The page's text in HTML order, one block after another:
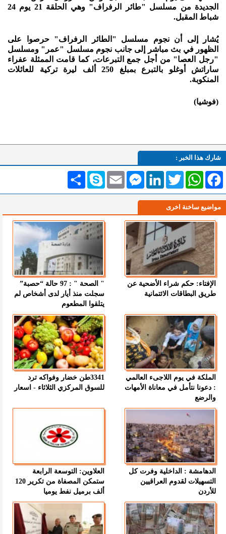
الجديدة من مسلسل "طائر الرفراف" وهي الحلقة 21 يوم 24
شباط المقبل.
يُشار إلى أن نجوم مسلسل "الطائر الرفراف" حرصوا على
الظهور في بث مباشر إلى جانب نجوم مسلسل "عمر" ومسلسل
"رجل العصا" من أجل جمع التبرعات، كما قامت الممثلة عفراء
ساراتش أوغلو بالتبرع بمبلغ 250 ألف ليرة تركية للعائلات
المنكوبة.
(فوشيا)
شارك هذا الخبر :
انشر Skype Email
MessengerLinkedInTwitterWhatsAppFacebook
مواضيع ساخنة اخرى
الإفتاء: حكم شراء الأضحية عن
طريق البطاقات الائتمانية
" الصحة " : 97 حالة “حصبة”
سجلت منذ أيار لدى أشخاص لم
يتلقوا المطعوم
الملكة في يوم اللاجىء العالمي
: دعونا نتأمل في معاناة الأمهات
والرضع
3341طن خضار وفواكه ترد
للسوق المركزي الثلاثاء - اسعار
الدهامشة : الداخلية وفرت كل
التسهيلات لقدوم العراقيين
للأردن
العلاوين: التوسعة الرابعة
ستمكن المصفاة من تكرير 120
ألف برميل نفط يوميا